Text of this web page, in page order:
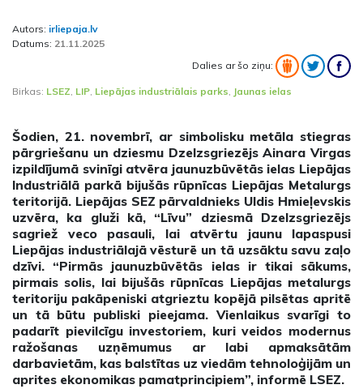
Autors: irliepaja.lv
Datums: 21.11.2025
Dalies ar šo ziņu:
Birkas: LSEZ, LIP, Liepājas industriālais parks, Jaunas ielas
Šodien, 21. novembrī, ar simbolisku metāla stiegras
pārgriešanu un dziesmu Dzelzsgriezējs Ainara Virgas
izpildījumā svinīgi atvēra jaunuzbūvētās ielas Liepājas
Industriālā parkā bijušās rūpnīcas Liepājas Metalurgs
teritorijā. Liepājas SEZ pārvaldnieks Uldis Hmieļevskis
uzvēra, ka gluži kā, “Līvu” dziesmā Dzelzsgriezējs
sagriež veco pasauli, lai atvērtu jaunu lapaspusi
Liepājas industriālajā vēsturē un tā uzsāktu savu zaļo
dzīvi. “Pirmās jaunuzbūvētās ielas ir tikai sākums,
pirmais solis, lai bijušās rūpnīcas Liepājas metalurgs
teritoriju pakāpeniski atgrieztu kopējā pilsētas apritē
un tā būtu publiski pieejama. Vienlaikus svarīgi to
padarīt pievilcīgu investoriem, kuri veidos modernus
ražošanas uzņēmumus ar labi apmaksātām
darbavietām, kas balstītas uz viedām tehnoloģijām un
aprites ekonomikas pamatprincipiem”, informē LSEZ.